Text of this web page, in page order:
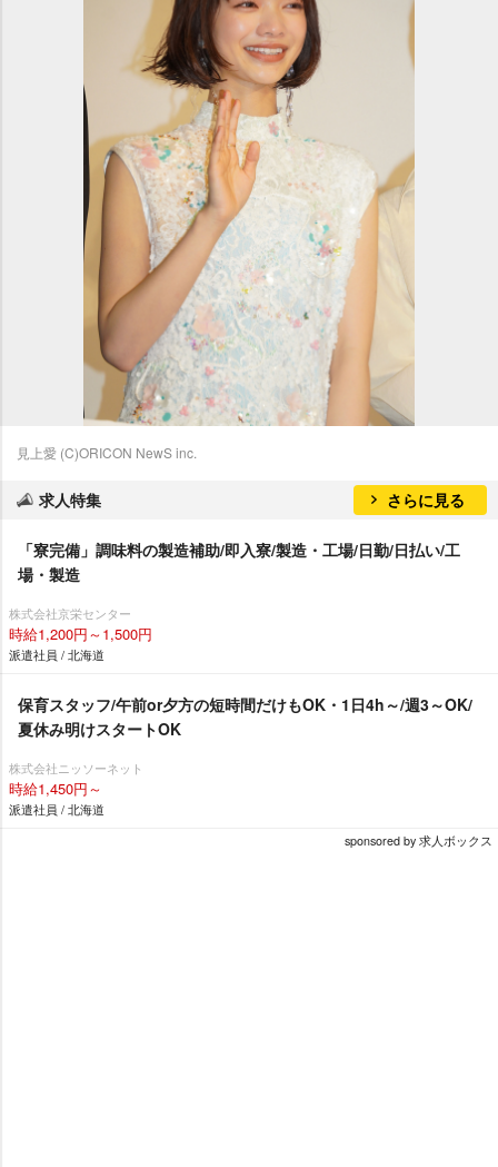
見上愛 (C)ORICON NewS inc.
求人特集 さらに見る
「寮完備」調味料の製造補助/即入寮/製造・工場/日勤/日払い/工
場・製造
株式会社京栄センター
時給1,200円～1,500円
派遣社員 / 北海道
保育スタッフ/午前or夕方の短時間だけもOK・1日4h～/週3～OK/
夏休み明けスタートOK
株式会社ニッソーネット
時給1,450円～
派遣社員 / 北海道
sponsored by 求人ボックス